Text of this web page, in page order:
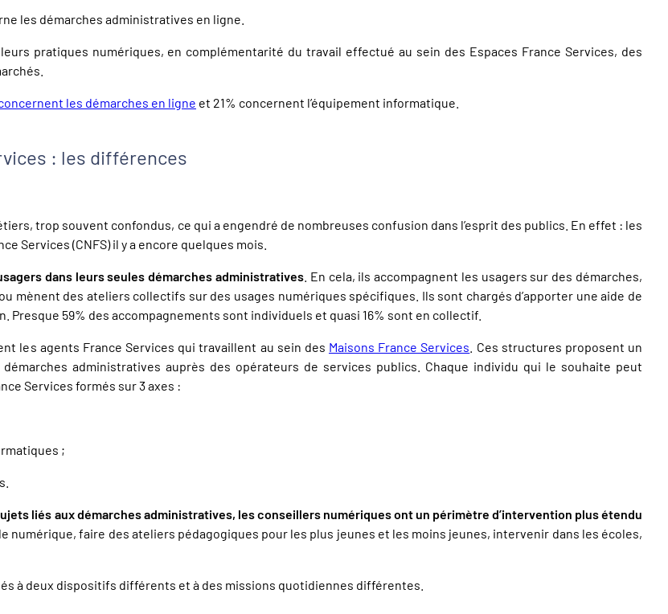
les démarches administratives en ligne.
pratiques numériques, en complémentarité du travail effectué au sein des Espaces France Services, des
les démarches en ligne et 21% concernent l’équipement informatique.
: les différences
trop souvent confondus, ce qui a engendré de nombreuses confusion dans l’esprit des publics. En effet : les
Services (CNFS) il y a encore quelques mois.
dans leurs seules démarches administratives. En cela, ils accompagnent les usagers sur des démarches,
mènent des ateliers collectifs sur des usages numériques spécifiques. Ils sont chargés d’apporter une aide de
59% des accompagnements sont individuels et quasi 16% sont en collectif.
les agents France Services qui travaillent au sein des Maisons France Services . Ces structures proposent un
administratives auprès des opérateurs de services publics. Chaque individu qui le souhaite peut
Services formés sur 3 axes :
;
liés aux démarches administratives, les conseillers numériques ont un périmètre d’intervention plus étendu
faire des ateliers pédagogiques pour les plus jeunes et les moins jeunes, intervenir dans les écoles,
à deux dispositifs différents et à des missions quotidiennes différentes.